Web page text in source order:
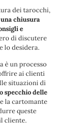
dei tarocchi,
chiusura
e
di discutere
lo desidera.
è un processo
ai clienti
situazioni di
specchio delle
la cartomante
queste
cliente.